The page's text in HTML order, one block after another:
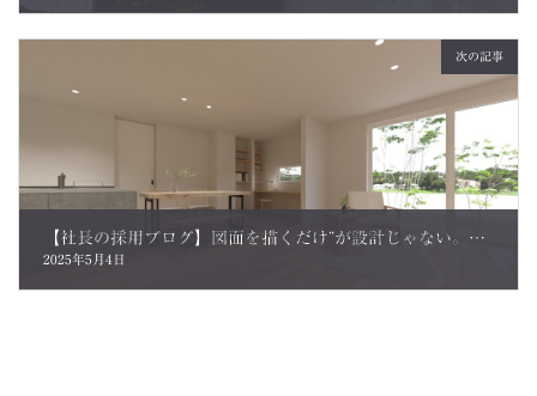
次の記事
【社長の採用ブログ】図面を描くだけ”が設計じゃない。共感から始まる住まいづくり。
2025年5月4日